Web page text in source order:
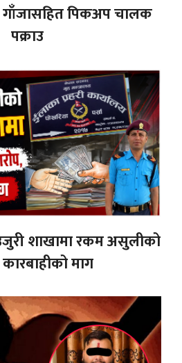
गाँजासहित पिकअप चालक
पक्राउ
शाखामा रकम असुलीको
माग